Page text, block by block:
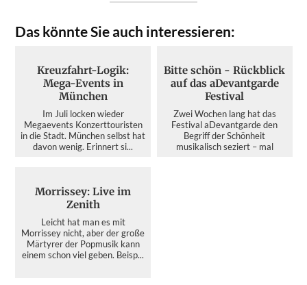
Das könnte Sie auch interessieren:
Kreuzfahrt-Logik:
Mega-Events in
München
Im Juli locken wieder
Megaevents Konzerttouristen
in die Stadt. München selbst hat
davon wenig. Erinnert si...
Bitte schön - Rückblick
auf das aDevantgarde
Festival
Zwei Wochen lang hat das
Festival aDevantgarde den
Begriff der Schönheit
musikalisch seziert – mal
Morrissey: Live im
Zenith
Leicht hat man es mit
Morrissey nicht, aber der große
Märtyrer der Popmusik kann
einem schon viel geben. Beisp...